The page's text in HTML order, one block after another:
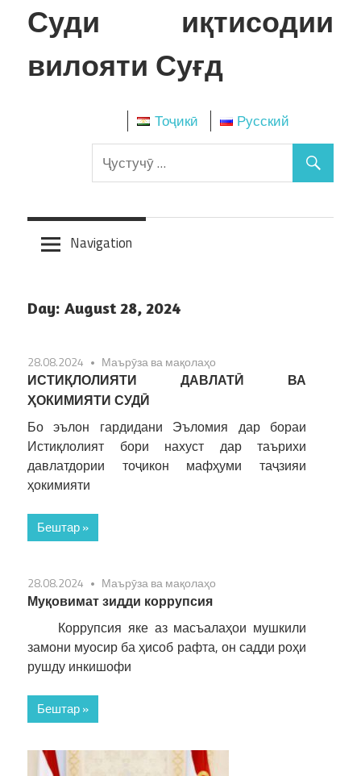
Skip
to
Суди иқтисодии
вилояти Суғд
Тоҷикӣ Русский
Navigation
Day: August 28, 2024
28.08.2024 Маърӯза ва мақолаҳо
ИСТИҚЛОЛИЯТИ ДАВЛАТӢ ВА
ҲОКИМИЯТИ СУДӢ
Бо эълон гардидани Эъломия дар бораи
Истиқлолият бори нахуст дар таърихи
давлатдории тоҷикон мафҳуми таҷзияи
ҳокимияти
Бештар »
28.08.2024 Маърӯза ва мақолаҳо
Муқовимат зидди коррупсия
Коррупсия яке аз масъалаҳои мушкили
замони муосир ба ҳисоб рафта, он садди роҳи
рушду инкишофи
Бештар »